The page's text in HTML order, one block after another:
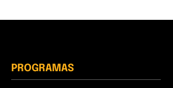
PROGRAMAS